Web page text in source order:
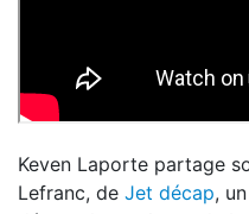
Keven Laporte partage
Lefranc, de Jet décap,